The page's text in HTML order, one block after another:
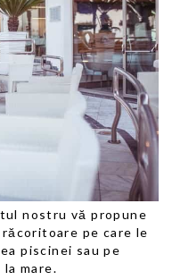
nostru vă propune
pe care le
piscinei sau pe
mare.